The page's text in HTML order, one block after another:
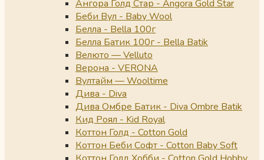
Ангора Голд Стар - Angora Gold Star
Беби Вул - Baby Wool
Белла - Bella 100г
Белла Батик 100г - Bella Batik
Велюто — Velluto
Верона - VERONA
Вултайм — Wooltime
Дива - Diva
Дива Омбре Батик - Diva Ombre Batik
Кид Роял - Kid Royal
Коттон Голд - Cotton Gold
Коттон Беби Софт - Cotton Baby Soft